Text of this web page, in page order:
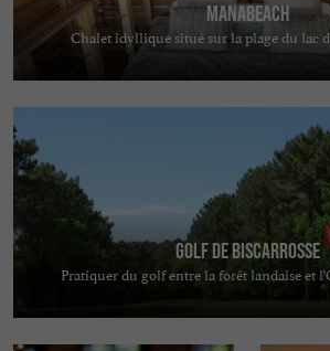
MANABEACH
Chalet idyllique situé sur la plage du lac
Golf de Biscarrosse
Pratiquer du golf entre la forêt landaise et